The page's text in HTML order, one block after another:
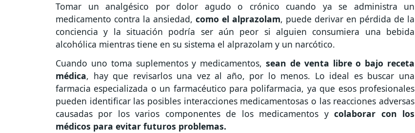
Tomar un analgésico por dolor agudo o crónico cuando ya se administra un
medicamento contra la ansiedad, como el alprazolam, puede derivar en pérdida de la
conciencia y la situación podría ser aún peor si alguien consumiera una bebida
alcohólica mientras tiene en su sistema el alprazolam y un narcótico.
Cuando uno toma suplementos y medicamentos, sean de venta libre o bajo receta
médica, hay que revisarlos una vez al año, por lo menos. Lo ideal es buscar una
farmacia especializada o un farmacéutico para polifarmacia, ya que esos profesionales
pueden identificar las posibles interacciones medicamentosas o las reacciones adversas
causadas por los varios componentes de los medicamentos ycolaborar con los
médicos para evitar futuros problemas.